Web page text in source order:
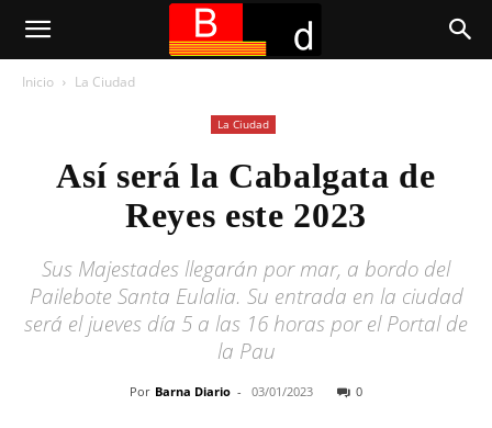
Inicio La Ciudad
La Ciudad
Así será la Cabalgata de
Reyes este 2023
Sus Majestades llegarán por mar, a bordo del
Pailebote Santa Eulalia. Su entrada en la ciudad
será el jueves día 5 a las 16 horas por el Portal de
la Pau
Por Barna Diario - 03/01/2023 0